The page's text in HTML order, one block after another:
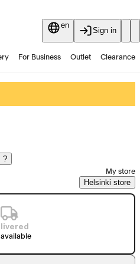
en
Sign in
For Business Outlet Clearance
?
My store
Helsinki store
available